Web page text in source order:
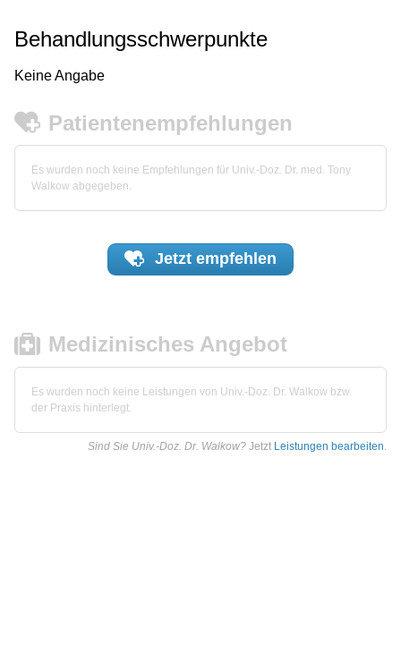
Behandlungsschwerpunkte
Keine Angabe
Patientenempfehlungen
Es wurden noch keine Empfehlungen für Univ.-Doz. Dr. med. Tony
Walkow abgegeben.
Jetzt empfehlen
Medizinisches Angebot
Es wurden noch keine Leistungen von Univ.-Doz. Dr. Walkow bzw.
der Praxis hinterlegt.
Sind Sie Univ.-Doz. Dr. Walkow? Jetzt Leistungen bearbeiten.